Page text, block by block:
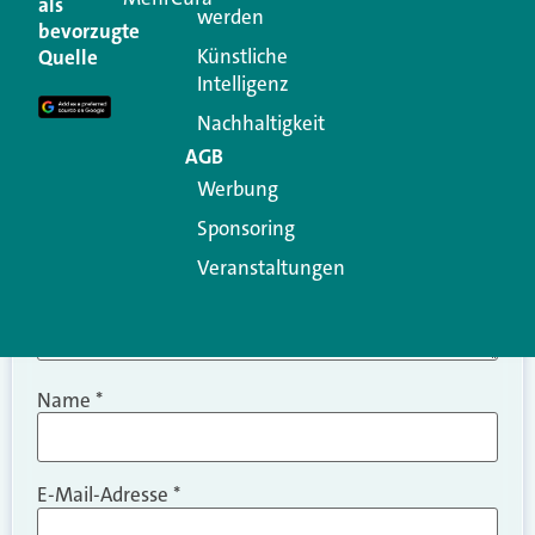
Ihre E-Mail-Adresse wird nicht veröffentlicht.
Erforderliche Felder sind mit
Kommentar
Name *
E-Mail-Adresse *
bevorzugte
Quelle
werden
Künstliche
Intelligenz
Nachhaltigkeit
AGB
Werbung
Sponsoring
Veranstaltungen